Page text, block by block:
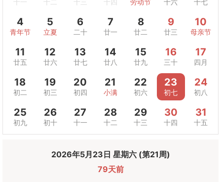
4
青年节
5
立夏
6
二十
7
廿一
8
廿二
9
廿三
10
母亲节
11
廿五
12
廿六
13
廿七
14
廿八
15
廿九
16
三十
17
四月
18
初二
19
初三
20
初四
21
小满
22
初六
23
初七
24
初八
25
初九
26
初十
27
十一
28
十二
29
十三
30
十四
31
十五
2026年5月23日 星期六 (第21周)
79天前